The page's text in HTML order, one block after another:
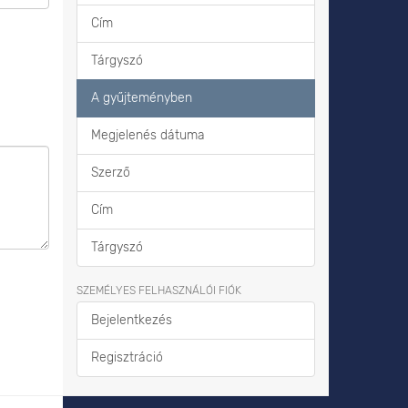
Cím
Tárgyszó
A gyűjteményben
Megjelenés dátuma
Szerző
Cím
Tárgyszó
SZEMÉLYES FELHASZNÁLÓI FIÓK
Bejelentkezés
Regisztráció